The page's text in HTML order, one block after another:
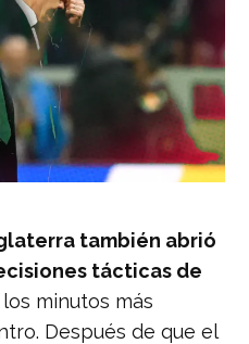
también abrió
tácticas de
minutos más
Después de que el